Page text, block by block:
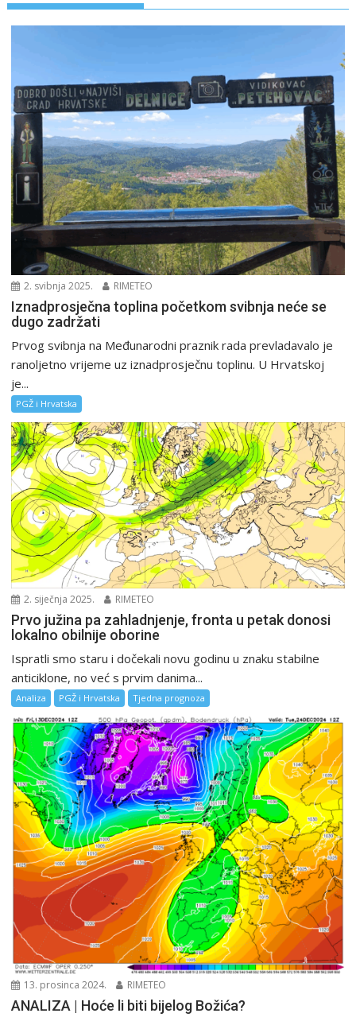
2. svibnja 2025. RIMETEO
Iznadprosječna toplina početkom svibnja neće se
dugo zadržati
Prvog svibnja na Međunarodni praznik rada prevladavalo je
ranoljetno vrijeme uz iznadprosječnu toplinu. U Hrvatskoj
je...
PGŽ i Hrvatska
2. siječnja 2025. RIMETEO
Prvo južina pa zahladnjenje, fronta u petak donosi
lokalno obilnije oborine
Ispratli smo staru i dočekali novu godinu u znaku stabilne
anticiklone, no već s prvim danima...
Analiza PGŽ i Hrvatska Tjedna prognoza
13. prosinca 2024. RIMETEO
ANALIZA | Hoće li biti bijelog Božića?